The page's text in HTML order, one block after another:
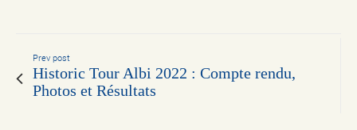
Prev post
Historic Tour Albi 2022 : Compte rendu,
Photos et Résultats